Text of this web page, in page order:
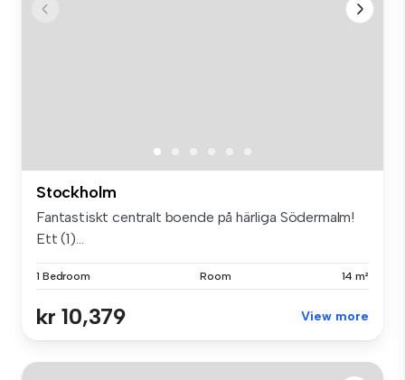
Stockholm
Fantastiskt centralt boende på härliga Södermalm!
Ett (1)...
1 Bedroom Room 14 m²
kr 10,379 View more